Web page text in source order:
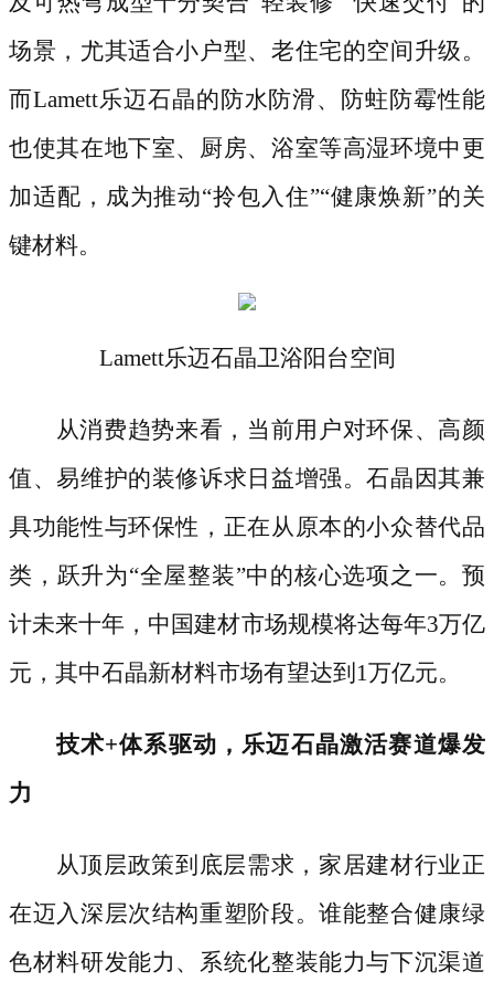
场景，尤其适合小户型、老住宅的空间升级。
而Lamett乐迈石晶的防水防滑、防蛀防霉性能
也使其在地下室、厨房、浴室等高湿环境中更
加适配，成为推动“拎包入住”“健康焕新”的关
键材料。
Lamett乐迈石晶卫浴阳台空间
从消费趋势来看，当前用户对环保、高颜
值、易维护的装修诉求日益增强。石晶因其兼
具功能性与环保性，正在从原本的小众替代品
类，跃升为“全屋整装”中的核心选项之一。预
计未来十年，中国建材市场规模将达每年3万亿
元，其中石晶新材料市场有望达到1万亿元。
技术+体系驱动，乐迈石晶激活赛道爆发
力
从顶层政策到底层需求，家居建材行业正
在迈入深层次结构重塑阶段。谁能整合健康绿
色材料研发能力、系统化整装能力与下沉渠道